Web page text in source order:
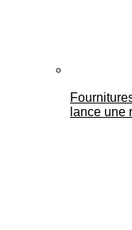
lance une